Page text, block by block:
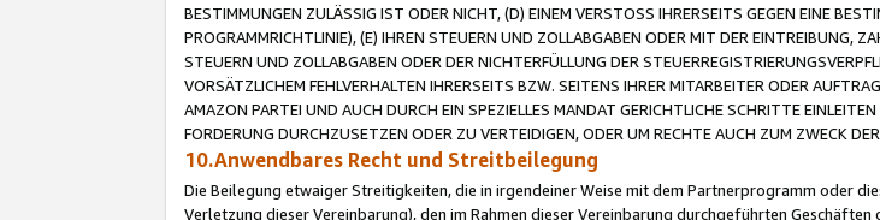
BESTIMMUNGEN ZULÄSSIG IST ODER NICHT, (D) EINEM VERSTOSS IHRERSEITS GEGEN EINE
PROGRAMMRICHTLINIE), (E) IHREN STEUERN UND ZOLLABGABEN ODER MIT DER EINTREIBUNG,
STEUERN UND ZOLLABGABEN ODER DER NICHTERFÜLLUNG DER
VORSÄTZLICHEM FEHLVERHALTEN IHRERSEITS BZW. SEITENS IHRER MITARBEITER ODER
AMAZON PARTEI UND AUCH DURCH EIN SPEZIELLES MANDAT GERICHTLICHE SCHRITTE
FORDERUNG DURCHZUSETZEN ODER ZU VERTEIDIGEN, ODER UM RECHTE AUCH ZUM ZWECK
10.Anwendbares Recht und Streitbeilegung
Die Beilegung etwaiger Streitigkeiten, die in irgendeiner Weise mit dem Partnerprogramm oder
Verletzung dieser Vereinbarung), den im Rahmen dieser Vereinbarung durchgeführten